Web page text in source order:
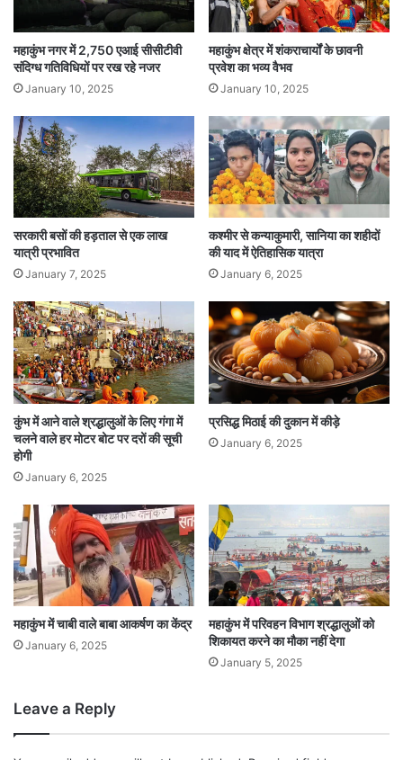
महाकुंभ नगर में 2,750 एआई सीसीटीवी
संदिग्ध गतिविधियों पर रख रहे नजर
January 10, 2025
महाकुंभ क्षेत्र में शंकराचार्यों के छावनी
प्रवेश का भव्य वैभव
January 10, 2025
सरकारी बसों की हड़ताल से एक लाख
यात्री प्रभावित
January 7, 2025
कश्मीर से कन्याकुमारी, सानिया का शहीदों
की याद में ऐतिहासिक यात्रा
January 6, 2025
कुंभ में आने वाले श्रद्धालुओं के लिए गंगा में
चलने वाले हर मोटर बोट पर दरों की सूची
होगी
January 6, 2025
प्रसिद्ध मिठाई की दुकान में कीड़े
January 6, 2025
महाकुंभ में चाबी वाले बाबा आकर्षण का केंद्र
January 6, 2025
महाकुंभ में परिवहन विभाग श्रद्धालुओं को
शिकायत करने का मौका नहीं देगा
January 5, 2025
Leave a Reply